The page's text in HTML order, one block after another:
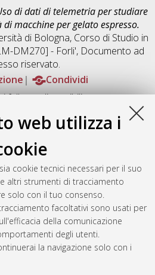
web utilizza i
cookie tecnici necessari per il suo
altri strumenti di tracciamento
solo con il tuo consenso.
facoltativi sono usati per
della comunicazione
degli utenti.
la navigazione solo con i
di dati di telemetria per studiare
macchine per gelato espresso.
di Bologna, Corso di Studio in
DM270] - Forli', Documento ad
riservato.
Condividi
full-text disponibili:
fino al 1 Gennaio 2046.
Contatta l'autore
documento: